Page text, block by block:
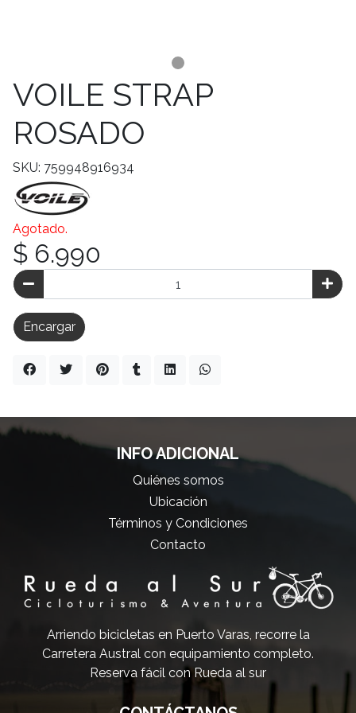
VOILE STRAP
ROSADO
SKU: 759948916934
Agotado.
$ 6.990
Encargar
INFO ADICIONAL
Quiénes somos
Ubicación
Términos y Condiciones
Contacto
Arriendo bicicletas en Puerto Varas, recorre la
Carretera Austral con equipamiento completo.
Reserva fácil con Rueda al sur